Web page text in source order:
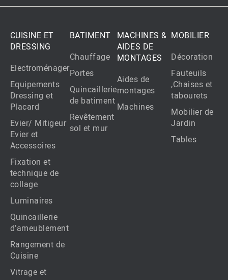
CUISINE ET
DRESSING
Electroménager
Equipements
Dressing et
Placard
Evier/ Mitigeur
Evier et
Accessoires
Fixation et
technique de
collage
Luminaires
Quincaillerie
d’ameublement
Rangement de
Cuisine
Vitrage et
BATIMENT
Chauffage
Portes
Quincaillerie
de batiment
Revêtement
sol et mur
MACHINES &
AIDES DE
MONTAGES
Aides de
montages
Machines
MOBILIER
Décoration
Fauteuils
,Chaises et
tabourets
Mobilier de
Jardin
Tables